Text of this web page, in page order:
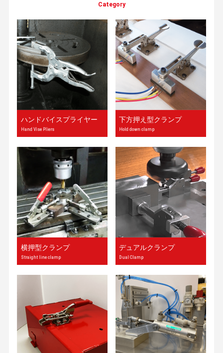
Category
ハンドバイスプライヤー
Hand Vise Pliers
下方押え型クランプ
Hold down clamp
横押型クランプ
Straight line clamp
デュアルクランプ
Dual Clamp